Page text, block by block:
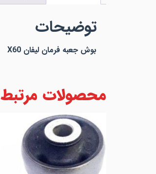
توضیحات
بوش جعبه فرمان لیفان X60
محصولات مرتبط